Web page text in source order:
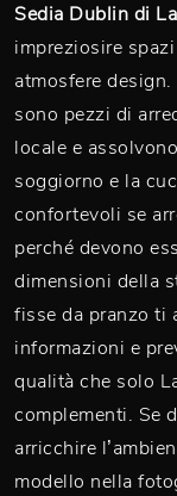
Sedia Dublin di
impreziosire
atmosfere
sono pezzi di
locale e
soggiorno e la
confortevoli se
perché devono
dimensioni della
fisse da pranzo ti
informazioni e
qualità che solo
complementi. Se
arricchire
modello nella